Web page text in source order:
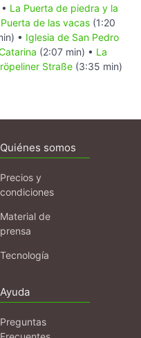
La Puerta de piedra y la
de las vacas (1:20
• Iglesia de San Pedro
(2:07 min) • La
Straße (3:35 min)
Quiénes somos
Precios y
condiciones
Material de
prensa
Tecnología
Ayuda
Preguntas